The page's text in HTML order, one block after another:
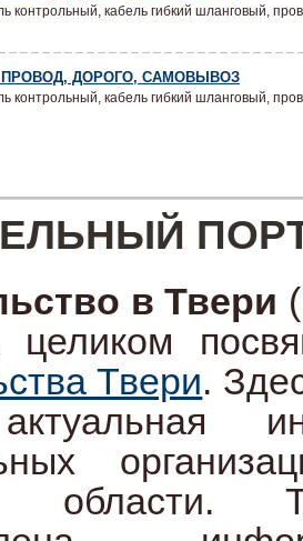
контрольный, кабель гибкий шланговый,
ДОРОГО, САМОВЫВОЗ
контрольный, кабель гибкий шланговый,
в Твери
целиком
Твери.
области.